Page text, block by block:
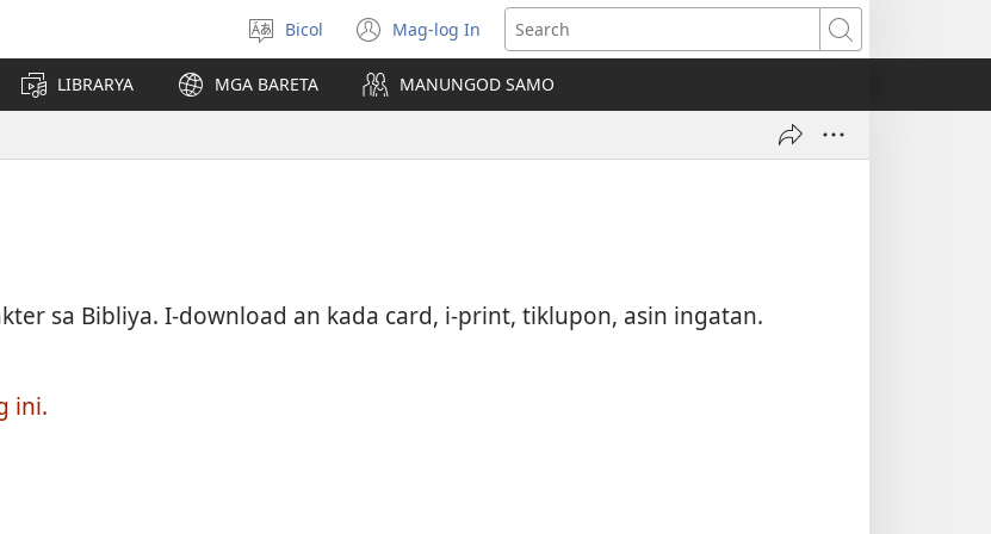
Pumili
nin
lengguwahe
Bicol Mag-log In
(opens
new
window)
Search
LIBRARYA MGA BARETA MANUNGOD SAMO
sa Bibliya. I-download an kada card, i-print, tiklupon, asin ingatan.
ini.